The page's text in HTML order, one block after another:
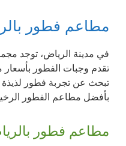
مطاعم فطور
في مدينة الرياض، توجد
تقدم وجبات الفطور بأسعار
تبحث عن تجربة فطور لذيذة
بأفضل مطاعم الفطور
مطاعم فطور